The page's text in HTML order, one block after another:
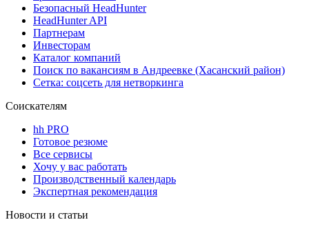
Безопасный HeadHunter
HeadHunter API
Партнерам
Инвесторам
Каталог компаний
Поиск по вакансиям в Андреевке (Хасанский район)
Сетка: соцсеть для нетворкинга
Соискателям
hh PRO
Готовое резюме
Все сервисы
Хочу у вас работать
Производственный календарь
Экспертная рекомендация
Новости и статьи